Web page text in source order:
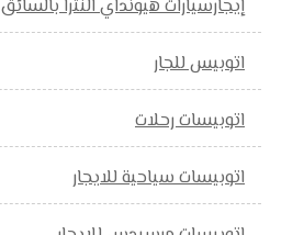
إيجارسيارات هيونداي النترا بالسائق
اتوبيس للجار
اتوبيسات رحلات
اتوبيسات سياحية للايجار